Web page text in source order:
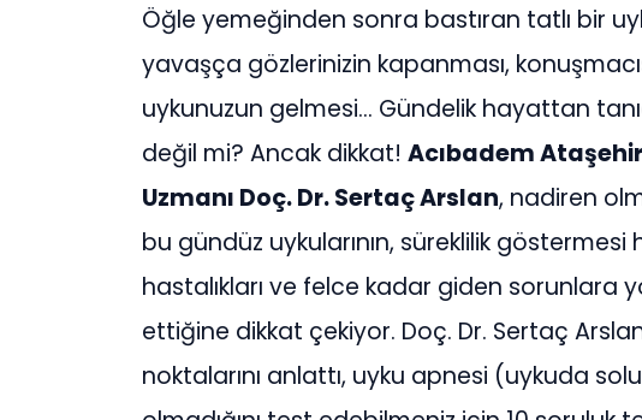
Öğle yemeğinden sonra bastıran tatlı bir
yavaşça gözlerinizin kapanması,
uykunuzun gelmesi… Gündelik hayattan
değil mi? Ancak dikkat! Acıbadem
Uzmanı Doç. Dr. Sertaç Arslan, nadiren
bu gündüz uykularının, süreklilik
hastalıkları ve felce kadar giden sorunlara
ettiğine dikkat çekiyor. Doç. Dr. Sertaç
noktalarını anlattı, uyku apnesi (uykuda